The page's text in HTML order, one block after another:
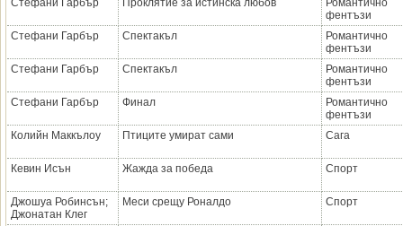
Стефани Гарбър Проклятие за истинска любов
Романтично
фентъзи
Стефани Гарбър
Спектакъл
Романтично
фентъзи
Стефани Гарбър
Спектакъл
Романтично
фентъзи
Стефани Гарбър
Финал
Романтично
фентъзи
Колийн Маккълоу
Птиците умират сами Сага
Кевин Исън Жажда за победа Спорт
Джошуа Робинсън;
Джонатан Клег
Меси срещу Роналдо Спорт